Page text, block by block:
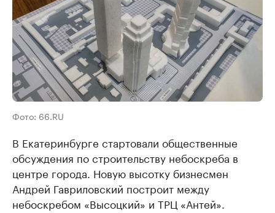
Фото: 66.RU
В Екатеринбурге стартовали общественные
обсуждения по строительству небоскреба в
центре города. Новую высотку бизнесмен
Андрей Гавриловский построит между
небоскребом «Высоцкий» и ТРЦ «Антей».